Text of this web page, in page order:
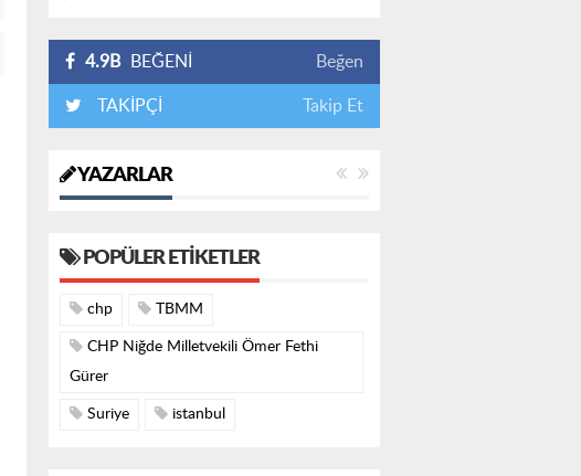
4.9B BEĞENİ Beğen
TAKİPÇİ Takip Et
YAZARLAR
POPÜLER ETIKETLER
chp TBMM
CHP Niğde Milletvekili Ömer Fethi
Gürer
Suriye istanbul